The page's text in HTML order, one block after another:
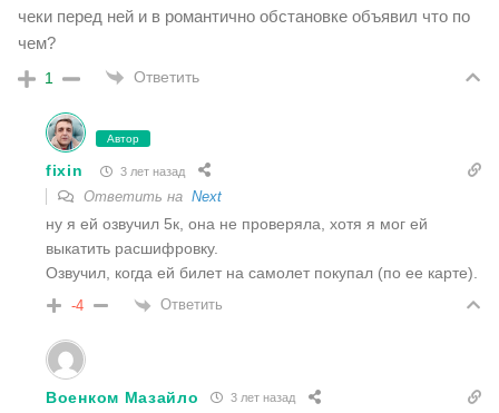
чеки перед ней и в романтично обстановке объявил что по
чем?
1 Ответить
Автор
fixin 3 лет назад
Ответить на Next
ну я ей озвучил 5к, она не проверяла, хотя я мог ей
выкатить расшифровку.
Озвучил, когда ей билет на самолет покупал (по ее карте).
-4 Ответить
Военком Мазайло 3 лет назад